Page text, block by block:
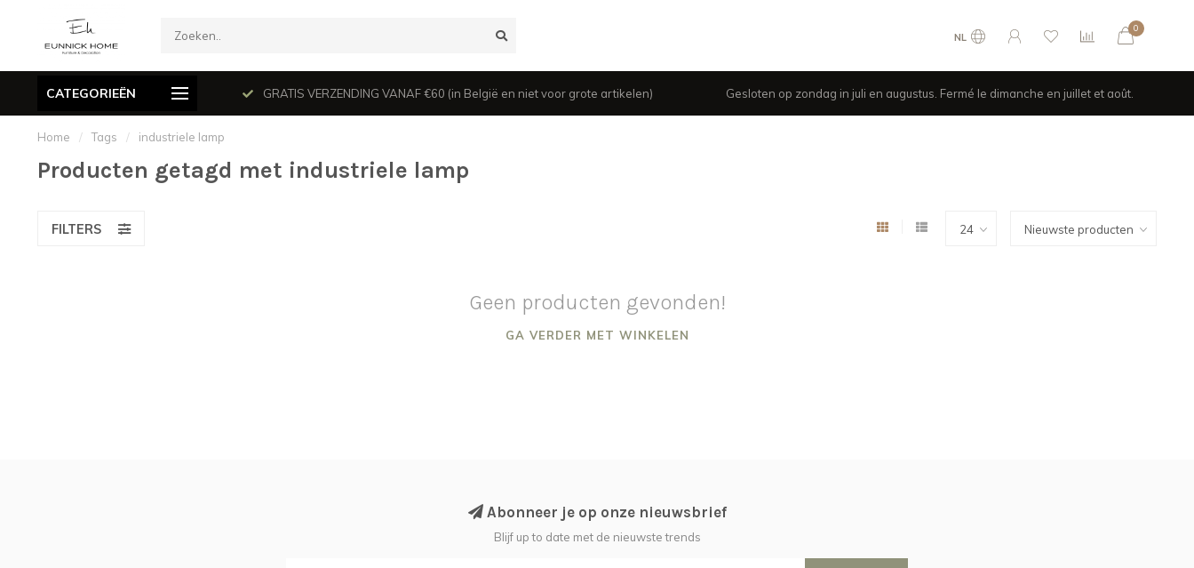
NL
0
CATEGORIEËN
le dimanche en juillet et août. GRATIS VERZENDING VANAF €60 (in België en niet voor grote artikelen) Gesloten op zondag in juli en augustus. Fermé le dimanche en juillet et août.
Home / Tags / industriele lamp
Producten getagd met industriele lamp
FILTERS
Geen producten gevonden!
GA VERDER MET WINKELEN
Abonneer je op onze nieuwsbrief
Blijf up to date met de nieuwste trends